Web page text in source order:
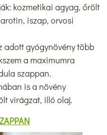
kozmetikai agyag, őrölt
iszap, orvosi
adott gyógynövény több
a maximumra
szappan.
is a növény
virágzat, illó olaj.